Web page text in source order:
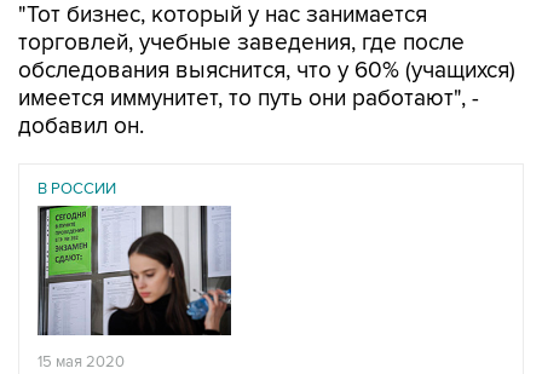
"Тот бизнес, который у нас занимается
торговлей, учебные заведения, где после
обследования выяснится, что у 60% (учащихся)
имеется иммунитет, то путь они работают", -
добавил он.
В РОССИИ
15 мая 2020